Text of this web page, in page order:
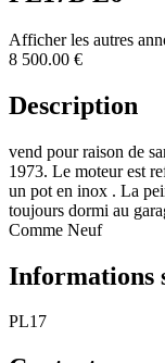
Afficher les autres
8 500.00 €
Description
vend pour raison de
1973. Le moteur est
un pot en inox . La
toujours dormi au
Comme Neuf
Informations
PL17